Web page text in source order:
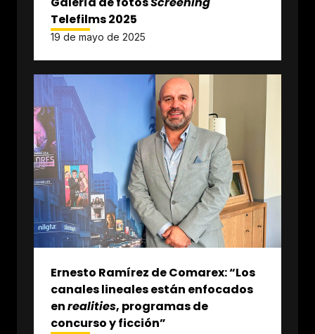
Telefilms 2025
19 de mayo de 2025
Ernesto Ramírez de Comarex: “Los
canales lineales están enfocados
enrealities, programas de
concurso y ficción”